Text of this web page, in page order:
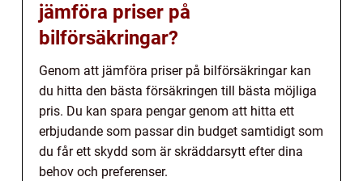
jämföra priser på
bilförsäkringar?
Genom att jämföra priser på bilförsäkringar kan
du hitta den bästa försäkringen till bästa möjliga
pris. Du kan spara pengar genom att hitta ett
erbjudande som passar din budget samtidigt som
du får ett skydd som är skräddarsytt efter dina
behov och preferenser.